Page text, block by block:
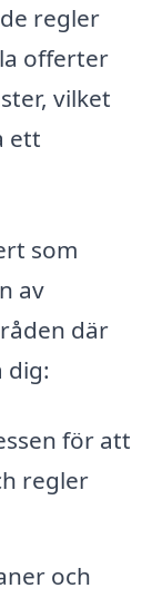
regler
offerter
vilket
ett
som
av
där
dig:
för att
regler
och